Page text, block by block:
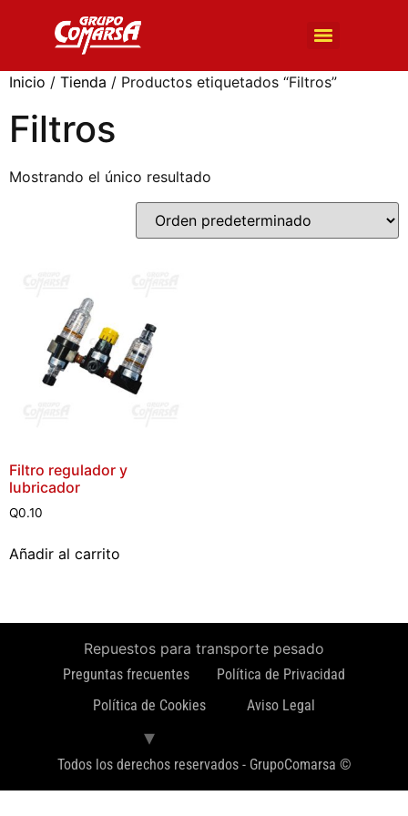
Inicio / Tienda / Productos etiquetados “Filtros”
Filtros
Mostrando el único resultado
Filtro regulador y
lubricador
Q0.10
Añadir al carrito
Repuestos para transporte pesado
Preguntas frecuentes
Política de Privacidad
Política de Cookies
Aviso Legal
Todos los derechos reservados - GrupoComarsa ©